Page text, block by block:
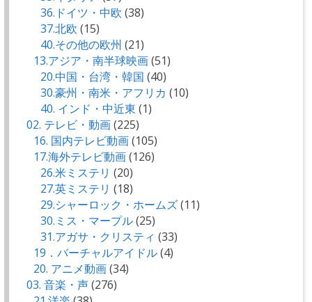
36.ドイツ・中欧 (38)
37.北欧 (15)
40.その他の欧州 (21)
13.アジア・南半球映画(51)
20.中国・台湾・韓国 (40)
30.豪州・南米・アフリカ (10)
40. インド・中近東 (1)
02. テレビ・動画(225)
16. 国内テレビ動画(105)
17.海外テレビ動画(126)
26.米ミステリ (20)
27.英ミステリ (18)
29.シャーロック・ホームズ(11)
30.ミス・マープル(25)
31.アガサ・クリスティ (33)
19．バーチャルアイドル(4)
20. アニメ動画(34)
03. 音楽・声(276)